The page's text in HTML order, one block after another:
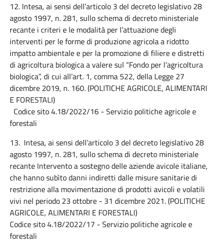
12. Intesa, ai sensi dell’articolo 3 del decreto legislativo 28
agosto 1997, n. 281, sullo schema di decreto ministeriale
recante i criteri e le modalità per l’attuazione degli
interventi per le forme di produzione agricola a ridotto
impatto ambientale e per la promozione di filiere e distretti
di agricoltura biologica a valere sul “Fondo per l’agricoltura
biologica”, di cui all’art. 1, comma 522, della Legge 27
dicembre 2019, n. 160. (POLITICHE AGRICOLE, ALIMENTARI
E FORESTALI)
Codice sito 4.18/2022/16 - Servizio politiche agricole e
forestali
13. Intesa, ai sensi dell’articolo 3 del decreto legislativo 28
agosto 1997, n. 281, sullo schema di decreto ministeriale
recante Intervento a sostegno delle aziende avicole italiane,
che hanno subìto danni indiretti dalle misure sanitarie di
restrizione alla movimentazione di prodotti avicoli e volatili
vivi nel periodo 23 ottobre - 31 dicembre 2021. (POLITICHE
AGRICOLE, ALIMENTARI E FORESTALI)
Codice sito 4.18/2022/17 - Servizio politiche agricole e
forestali